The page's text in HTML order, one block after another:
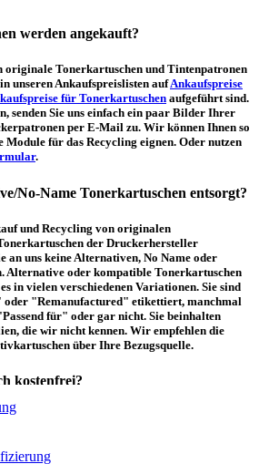
werden angekauft?
originale Tonerkartuschen und Tintenpatronen
unseren Ankaufspreislisten aufAnkaufspreise
für Tonerkartuschenaufgeführt sind.
senden Sie uns einfach ein paar Bilder Ihrer
per E-Mail zu. Wir können Ihnen so
Module für das Recycling eignen. Oder nutzen
.
No-Name Tonerkartuschen entsorgt?
und Recycling von originalen
der Druckerhersteller
an uns keine Alternativen, No Name oder
Alternative oder kompatible Tonerkartuschen
in vielen verschiedenen Variationen. Sie sind
"Remanufactured" etikettiert, manchmal
für" oder gar nicht. Sie beinhalten
die wir nicht kennen. Wir empfehlen die
über Ihre Bezugsquelle.
kostenfrei?
Versand (Paketmarke bzw.
einem Ankaufswert von 30,00€ pro Paket bzw.
Unter diesen Werten belaufen sich die
Paket bzw. 59,50€ pro Palette (inkl. MwSt.).